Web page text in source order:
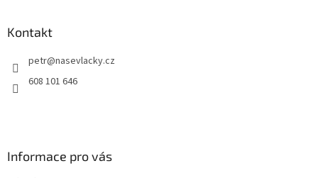
Kontakt
petr@nasevlacky.cz
608 101 646
Informace pro vás